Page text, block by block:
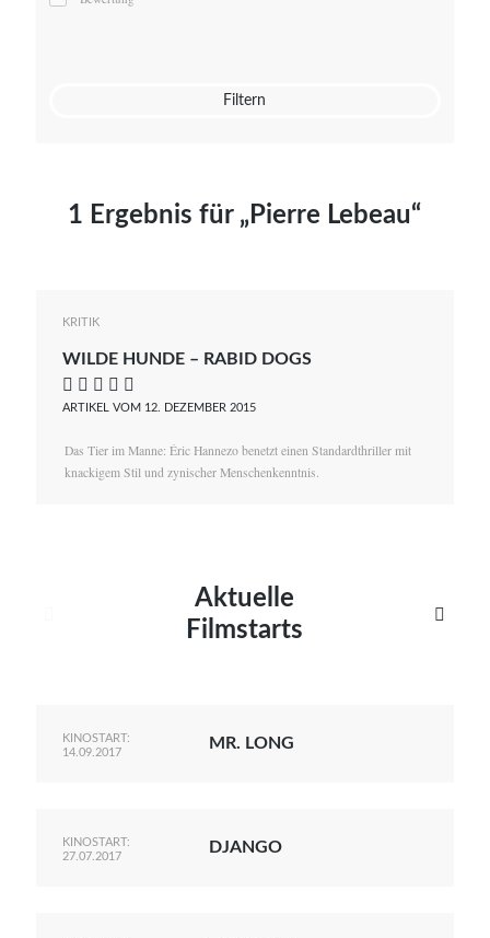
Mato von Vogelstein
Filtern
1 Ergebnis für „Pierre Lebeau“
KRITIK
WILDE HUNDE – RABID DOGS
    
ARTIKEL VOM 12. DEZEMBER 2015
Das Tier im Manne: Éric Hannezo benetzt einen Standardthriller mit
knackigem Stil und zynischer Menschenkenntnis.
Aktuelle
Filmstarts

KINOSTART:
14.09.2017
MR. LONG
KINOSTART:
27.07.2017
DJANGO